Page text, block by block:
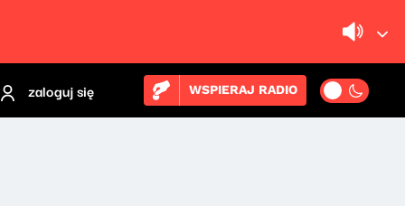
zaloguj się WSPIERAJ RADIO